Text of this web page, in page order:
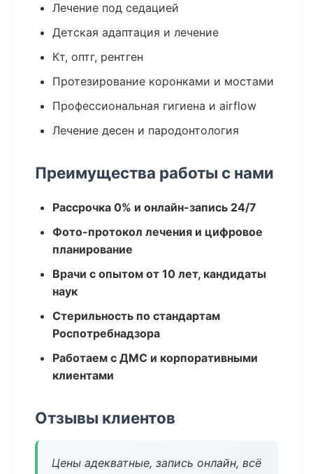
Лечение под седацией
Детская адаптация и лечение
Кт, оптг, рентген
Протезирование коронками и мостами
Профессиональная гигиена и airflow
Лечение десен и пародонтология
Преимущества работы с нами
Рассрочка 0% и онлайн-запись 24/7
Фото-протокол лечения и цифровое
планирование
Врачи с опытом от 10 лет, кандидаты
наук
Стерильность по стандартам
Роспотребнадзора
Работаем с ДМС и корпоративными
клиентами
Отзывы клиентов
Цены адекватные, запись онлайн, всё